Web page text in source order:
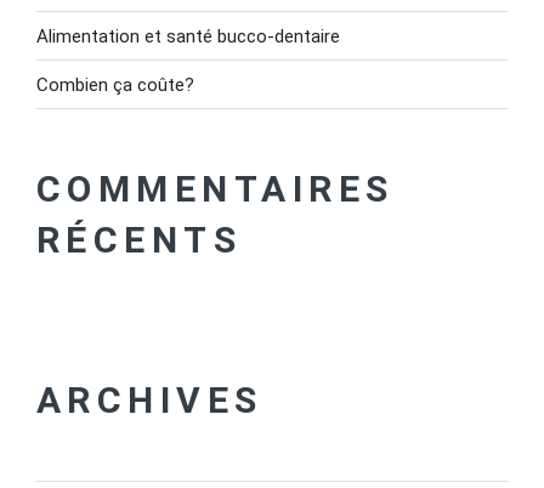
Alimentation et santé bucco-dentaire
Combien ça coûte?
COMMENTAIRES
RÉCENTS
ARCHIVES